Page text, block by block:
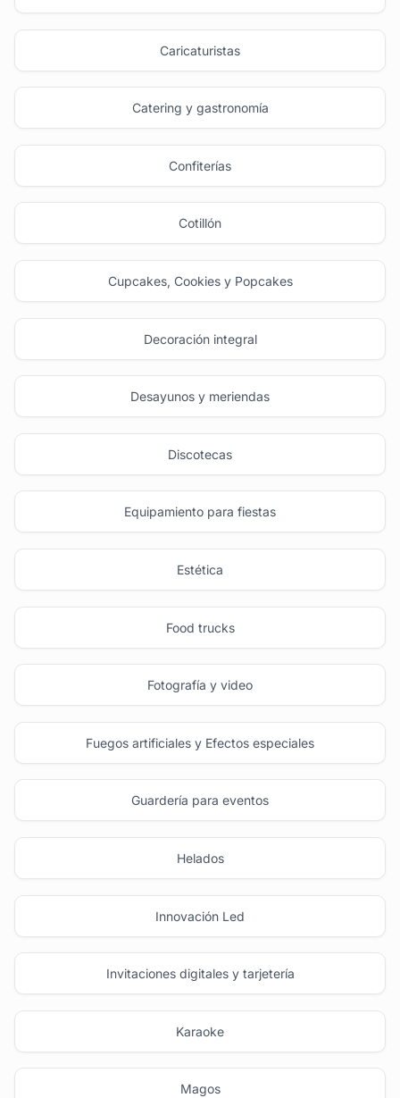
Caricaturistas
Catering y gastronomía
Confiterías
Cotillón
Cupcakes, Cookies y Popcakes
Decoración integral
Desayunos y meriendas
Discotecas
Equipamiento para fiestas
Estética
Food trucks
Fotografía y video
Fuegos artificiales y Efectos especiales
Guardería para eventos
Helados
Innovación Led
Invitaciones digitales y tarjetería
Karaoke
Magos